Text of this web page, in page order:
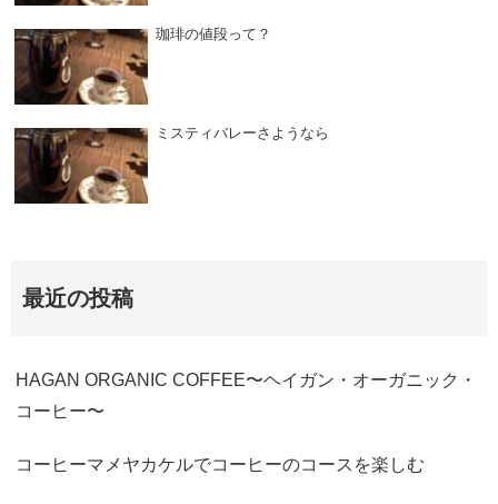
珈琲の値段って？
ミスティバレーさようなら
最近の投稿
HAGAN ORGANIC COFFEE〜ヘイガン・オーガニック・
コーヒー〜
コーヒーマメヤカケルでコーヒーのコースを楽しむ